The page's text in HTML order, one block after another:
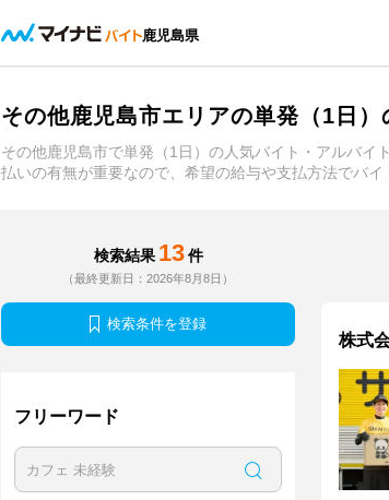
鹿児島県
その他鹿児島市エリアの単発（1日
その他鹿児島市で単発（1日）の人気バイト・アルバイ
払いの有無が重要なので、希望の給与や支払方法でバイ
検索結果 13 件
（最終更新日：2026年8月8日）
検索条件を登録
フリーワード
株式